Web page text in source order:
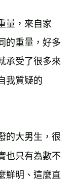
量，來自家
的重量，好多
承受了很多來
我質疑的
的大男生，很
也只有為數不
鮮明、這麼直